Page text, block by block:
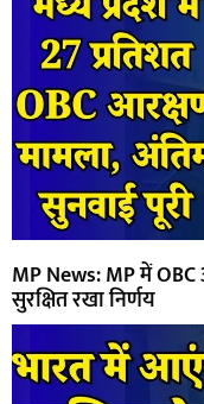
MP News: MP में
सुरक्षित रखा निर्णय